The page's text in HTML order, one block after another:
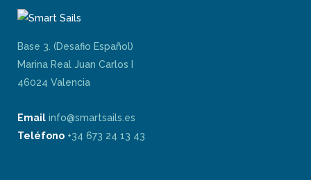
Base 3. (Desafio Español)
Marina Real Juan Carlos I
46024 Valencia
Email info@smartsails.es
Teléfono +34 673 24 13 43